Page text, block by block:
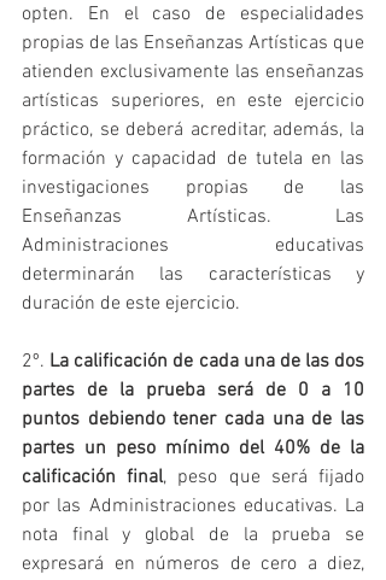
opten. En el caso de especialidades
propias de las Enseñanzas Artísticas que
atienden exclusivamente las enseñanzas
artísticas superiores, en este ejercicio
práctico, se deberá acreditar, además, la
formación y capacidad de tutela en las
investigaciones propias de las
Enseñanzas Artísticas. Las
Administraciones educativas
determinarán las características y
duración de este ejercicio.
2º. La calificación de cada una de las dos
partes de la prueba será de 0 a 10
puntos debiendo tener cada una de las
partes un peso mínimo del 40% de la
calificación final, peso que será fijado
por las Administraciones educativas. La
nota final y global de la prueba se
expresará en números de cero a diez,